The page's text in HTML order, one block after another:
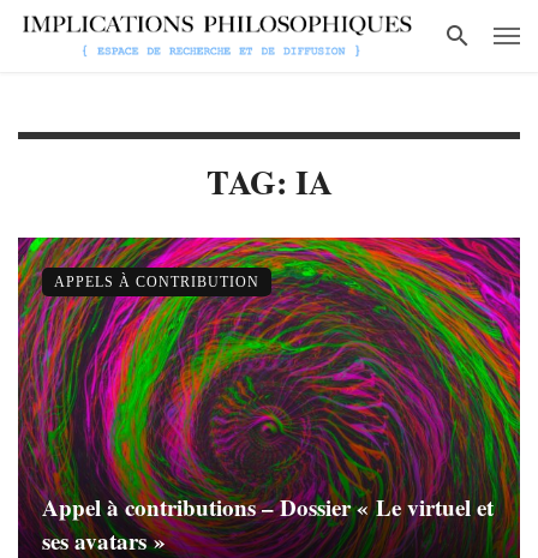
TAG: IA
Appel à contributions – Dossier « Le virtuel et
ses avatars »
APPELS À CONTRIBUTION